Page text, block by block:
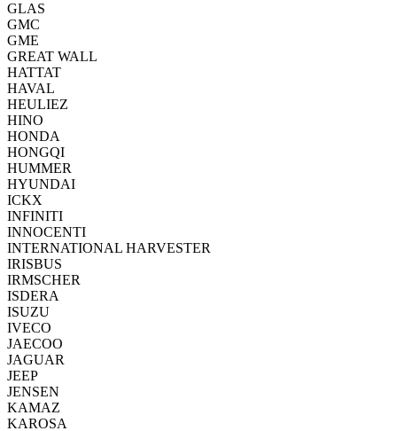
GLAS
GMC
GME
GREAT WALL
HATTAT
HAVAL
HEULIEZ
HINO
HONDA
HONGQI
HUMMER
HYUNDAI
ICKX
INFINITI
INNOCENTI
INTERNATIONAL HARVESTER
IRISBUS
IRMSCHER
ISDERA
ISUZU
IVECO
JAECOO
JAGUAR
JEEP
JENSEN
KAMAZ
KAROSA